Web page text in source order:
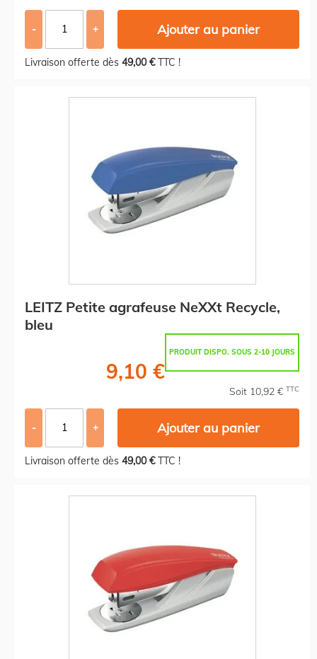
- + Ajouter au panier
Livraison offerte dès 49,00 €TTC !
LEITZ Petite agrafeuse NeXXt Recycle,
bleu
PRODUIT DISPO. SOUS 2-10 JOURS
9,10 €
Soit 10,92 € TTC
- + Ajouter au panier
Livraison offerte dès 49,00 €TTC !